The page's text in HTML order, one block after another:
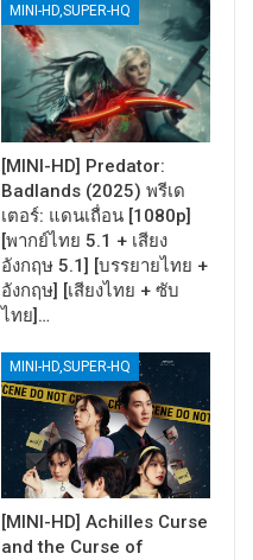
MINI-HD,SUPER-HQ
[MINI-HD] Predator:
Badlands (2025) พรีเด
เตอร์: แดนเถื่อน [1080p]
[พากย์ไทย 5.1 + เสียง
อังกฤษ 5.1] [บรรยายไทย +
อังกฤษ] [เสียงไทย + ซับ
ไทย]…
MINI-HD,SUPER-HQ
[MINI-HD] Achilles Curse
and the Curse of